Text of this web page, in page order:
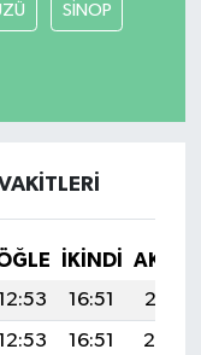
SİNOP
İKINDI
16:51
20:15
16:51
20:14